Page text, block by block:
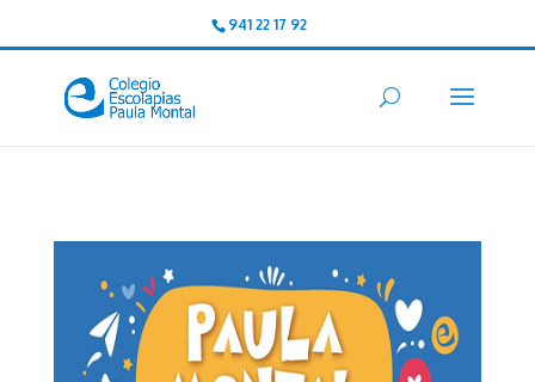
941 22 17 92